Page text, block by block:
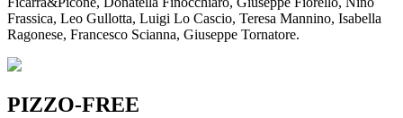
Frassica, Leo Gullotta, Luigi Lo Cascio, Teresa Mannino, Isabella
Ragonese, Francesco Scianna, Giuseppe Tornatore.
PIZZO-FREE